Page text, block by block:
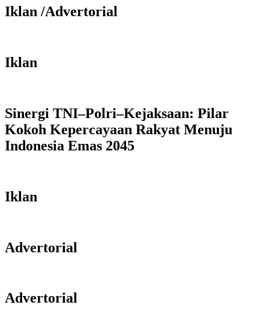
Iklan /Advertorial
Iklan
Sinergi TNI–Polri–Kejaksaan: Pilar
Kokoh Kepercayaan Rakyat Menuju
Indonesia Emas 2045
Iklan
Advertorial
Advertorial